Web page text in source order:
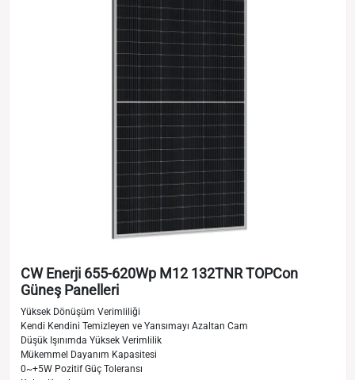
CW Enerji 655-620Wp M12 132TNR TOPCon
Güneş Panelleri
Yüksek Dönüşüm Verimliliği
Kendi Kendini Temizleyen ve Yansımayı Azaltan Cam
Düşük Işınımda Yüksek Verimlilik
Mükemmel Dayanım Kapasitesi
0~+5W Pozitif Güç Toleransı